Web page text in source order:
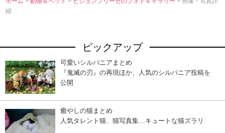
細
ピックアップ
可愛いシルバニアまとめ
『鬼滅の刃』の再現ほか、人気のシルバニア投稿を
公開
癒やしの猫まとめ
人気タレント猫、猫写真集…キュートな猫ズラリ